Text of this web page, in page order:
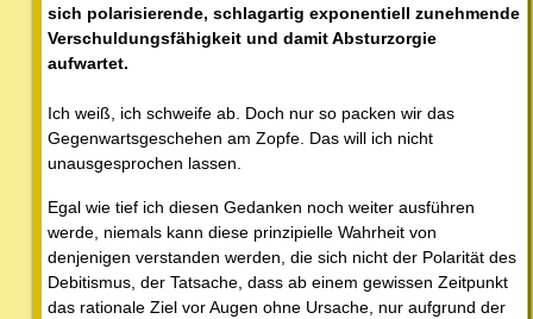
sich polarisierende, schlagartig exponentiell zunehmende
Verschuldungsfähigkeit und damit Absturzorgie
aufwartet.
Ich weiß, ich schweife ab. Doch nur so packen wir das
Gegenwartsgeschehen am Zopfe. Das will ich nicht
unausgesprochen lassen.
Egal wie tief ich diesen Gedanken noch weiter ausführen
werde, niemals kann diese prinzipielle Wahrheit von
denjenigen verstanden werden, die sich nicht der Polarität des
Debitismus, der Tatsache, dass ab einem gewissen Zeitpunkt
das rationale Ziel vor Augen ohne Ursache, nur aufgrund der